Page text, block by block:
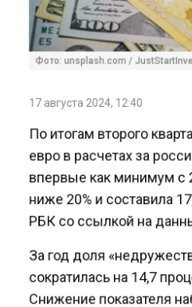
Фото: unsplash.com /
По итогам второго
евро в расчетах за
впервые как минимум с
ниже 20% и составила
РБК со ссылкой на
За год доля
сократилась на 14,7
Снижение показателя